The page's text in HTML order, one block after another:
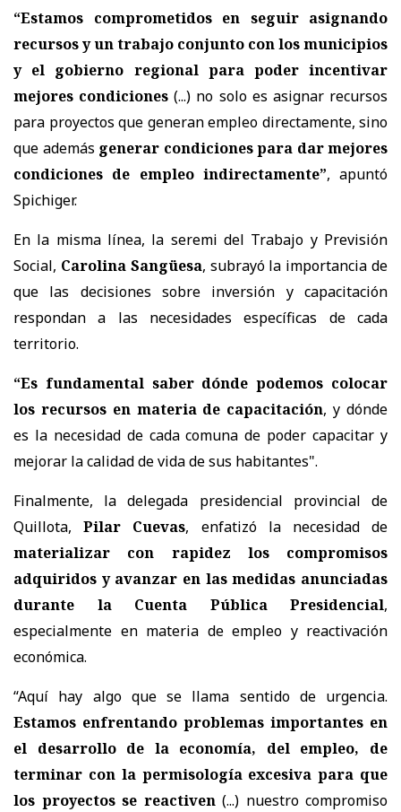
“Estamos comprometidos en seguir asignando
recursos y un trabajo conjunto con los municipios
y el gobierno regional para poder incentivar
mejores condiciones(...) no solo es asignar recursos
para proyectos que generan empleo directamente, sino
que además generar condiciones para dar mejores
condiciones de empleo indirectamente”, apuntó
Spichiger.
En la misma línea, la seremi del Trabajo y Previsión
Social, Carolina Sangüesa, subrayó la importancia de
que las decisiones sobre inversión y capacitación
respondan a las necesidades específicas de cada
territorio.
“Es fundamental saber dónde podemos colocar
los recursos en materia de capacitación, y dónde
es la necesidad de cada comuna de poder capacitar y
mejorar la calidad de vida de sus habitantes".
Finalmente, la delegada presidencial provincial de
Quillota,Pilar Cuevas, enfatizó la necesidad de
materializar con rapidez los compromisos
adquiridos y avanzar en las medidas anunciadas
durante la Cuenta Pública Presidencial,
especialmente en materia de empleo y reactivación
económica.
“Aquí hay algo que se llama sentido de urgencia.
Estamos enfrentando problemas importantes en
el desarrollo de la economía, del empleo, de
terminar con la permisología excesiva para que
los proyectos se reactiven(...) nuestro compromiso